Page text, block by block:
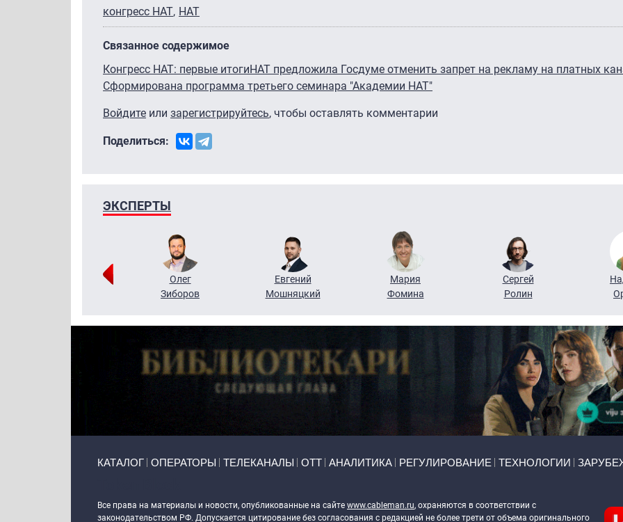
конгресс НАТ НАТ
Связанное содержимое
Конгресс НАТ: первые итогиНАТ предложила Госдуме отменить запрет на рекламу на платных
Сформирована программа третьего семинара "Академии НАТ"
Войдите или зарегистрируйтесь, чтобы оставлять комментарии
Поделиться:
ЭКСПЕРТЫ
Олег
Зиборов
Евгений
Мошняцкий
Мария
Фомина
Сергей
Ролин
КАТАЛОГ ОПЕРАТОРЫ ТЕЛЕКАНАЛЫ ОТТ АНАЛИТИКА РЕГУЛИРОВАНИЕ ТЕХНОЛОГИИ
Все права на материалы и новости, опубликованные на сайте www.cableman.ru, охраняются в соответствии с
законодательством РФ. Допускается цитирование без согласования с редакцией не более трети от объема оригинального